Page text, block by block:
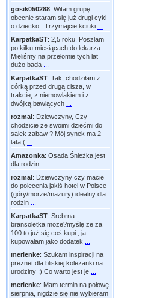
gosik050288: Witam grupę
obecnie staram się już drugi cykl
o dziecko . Trzymajcie kciuki
KarpatkaST: 2,5 roku. Poszłam
po kilku miesiącach do lekarza.
Mieliśmy na przełomie tych lat
dużo bada
KarpatkaST: Tak, chodziłam z
córką przed drugą cisza, w
trakcie, z niemowlakiem i z
dwójką bawiących
rozmal: Dziewczyny, Czy
chodzicie ze swoimi dziećmi do
salek zabaw ? Mój synek ma 2
lata (
Amazonka: Osada Śnieżka jest
dla rodzin.
rozmal: Dziewczyny czy macie
do polecenia jakiś hotel w Polsce
(góry/morze/mazury) idealny dla
rodzin
KarpatkaST: Srebrna
bransoletka moze?myślę że za
100 to już się coś kupi , ja
kupowałam jako dodatek
merlenke: Szukam inspiracji na
preznet dla bliskiej koleżanki na
urodziny :) Co warto jest je
merlenke: Mam termin na połowę
sierpnia, nigdzie się nie wybieram